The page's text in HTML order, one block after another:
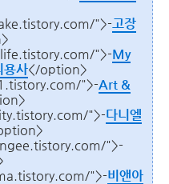
">-고장
">-My
사</option>
">-Art &
">-다니엘
">-
">-비앤아